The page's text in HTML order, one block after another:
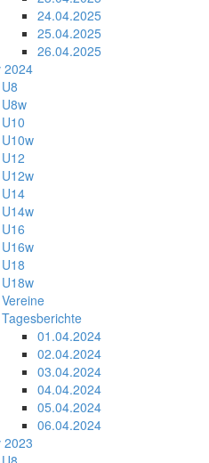
24.04.2025
25.04.2025
26.04.2025
2024
U8
U8w
U10
U10w
U12
U12w
U14
U14w
U16
U16w
U18
U18w
Vereine
Tagesberichte
01.04.2024
02.04.2024
03.04.2024
04.04.2024
05.04.2024
06.04.2024
2023